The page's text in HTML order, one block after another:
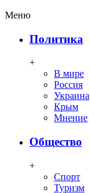
Меню
Политика
+
В мире
Россия
Украина
Крым
Мнение
Общество
+
Спорт
Туризм